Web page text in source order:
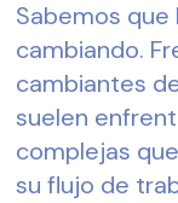
Sabemos que
cambiando.
cambiantes
suelen
complejas
su flujo de